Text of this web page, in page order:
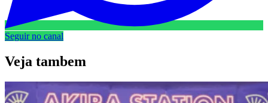
Seguir no canal
Veja tambem